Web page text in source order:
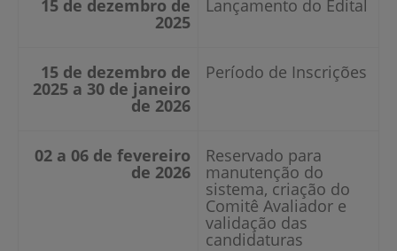
15 de dezembro de
2025
Lançamento do Edital
15 de dezembro de
2025 a 30 de janeiro
de 2026
Período de Inscrições
02 a 06 de fevereiro
de 2026
Reservado para
manutenção do
sistema, criação do
Comitê Avaliador e
validação das
candidaturas